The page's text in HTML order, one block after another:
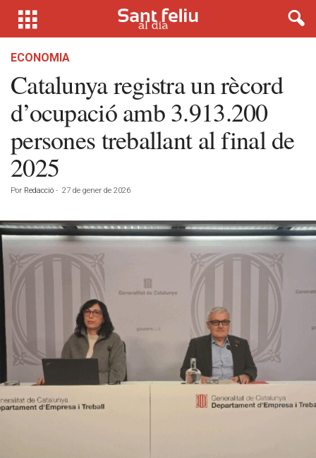
ECONOMIA
Catalunya registra un rècord
d’ocupació amb 3.913.200
persones treballant al final de
2025
Por Redacció - 27 de gener de 2026